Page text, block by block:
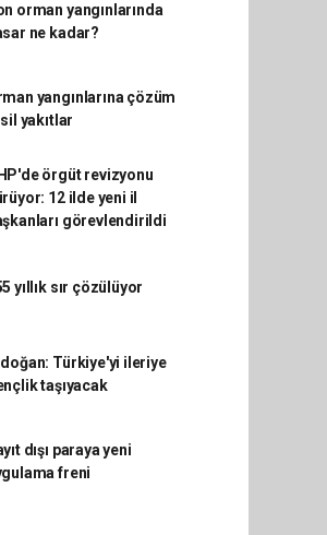
orman yangınlarında
ne kadar?
yangınlarına çözüm
yakıtlar
örgüt revizyonu
12 ilde yeni il
görevlendirildi
yıllık sır çözülüyor
Türkiye'yi ileriye
taşıyacak
dışı paraya yeni
freni